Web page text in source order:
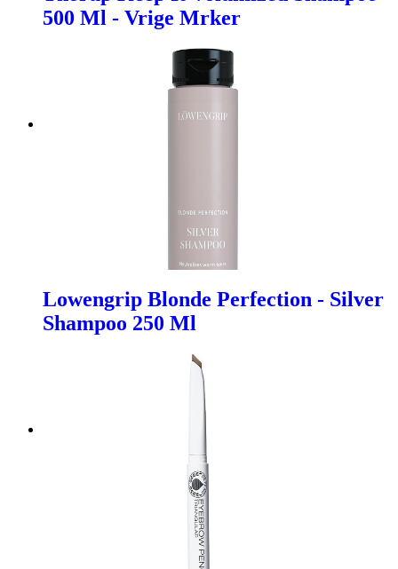
500 Ml - Vrige Mrker
Lowengrip Blonde Perfection - Silver
Shampoo 250 Ml